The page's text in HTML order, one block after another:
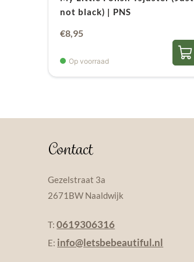
not black) | PNS
€8,95
Op voorraad
Contact
Gezelstraat 3a
2671BW Naaldwijk
T:0619306316
E: info@letsbebeautiful.nl